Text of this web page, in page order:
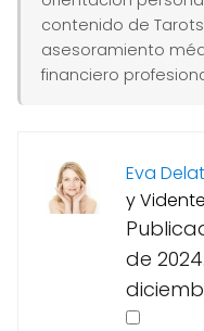
contenido de
asesoramiento
financiero
Eva
y Vidente
de 2024.